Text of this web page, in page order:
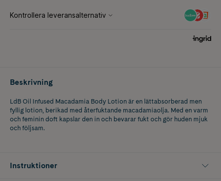
Beskrivning
LdB Oil Infused Macadamia Body Lotion är en lättabsorberad men
fyllig lotion, berikad med återfuktande macadamiaolja. Med en varm
och feminin doft kapslar den in och bevarar fukt och gör huden mjuk
och följsam.
Instruktioner